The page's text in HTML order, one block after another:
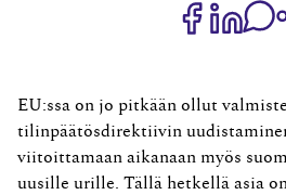
Jaa Share
Jaa
EU:ssa on jo pitkään ollut
tilinpäätösdirektiivin
viitoittamaan aikanaan myös
uusille urille. Tällä hetkellä asia